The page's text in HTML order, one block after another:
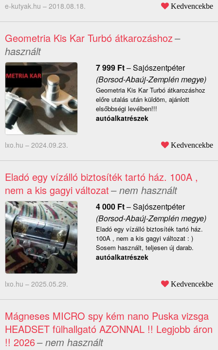
e-kutyak.hu – 2018.08.18. Kedvencekbe
Geometria Kis Kar Turbó átkarozáshoz–
használt
7 999 Ft–Sajószentpéter
(Borsod-Abaúj-Zemplén megye)
Geometria Kis Kar Turbó átkarozáshoz
előre utalás után küldöm, ajánlott
elsőbbségi levélben!!!
autóalkatrészek
lxo.hu – 2024.09.23. Kedvencekbe
Eladó egy vízálló biztosíték tartó ház. 100A ,
nem a kis gagyi változat– nem használt
4 000 Ft–Sajószentpéter
(Borsod-Abaúj-Zemplén megye)
Eladó egy vízálló biztosíték tartó ház.
100A , nem a kis gagyi változat : )
Sosem használt, teljesen új darab.
autóalkatrészek
lxo.hu – 2025.05.29. Kedvencekbe
Mágneses MICRO spy kém nano Puska vizsga
HEADSET fülhallgató AZONNAL !! Legjobb áron
!! 2026– nem használt